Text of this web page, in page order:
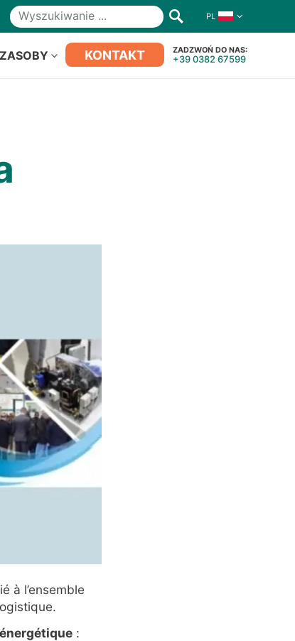
Wyszukiwanie PL
ZASOBY KONTAKT ZADZWOŃ DO NAS:
+39 0382 67599
à l’ensemble
: